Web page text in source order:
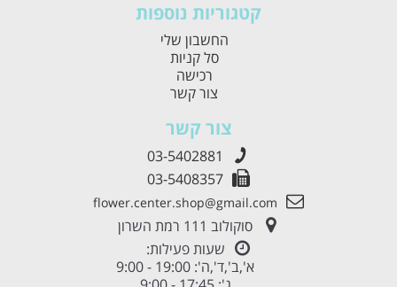
קטגוריות נוספות
החשבון שלי
סל קניות
רכישה
צור קשר
צור קשר
03-5402881
03-5408357
flower.center.shop@gmail.com
סוקולוב 111 רמת השרון
שעות פעילות:
א',ב',ד',ה': 19:00 - 9:00